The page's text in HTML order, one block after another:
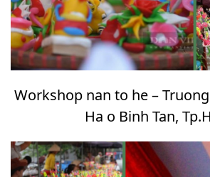
Workshop nan to he –
Ha o Binh Tan,